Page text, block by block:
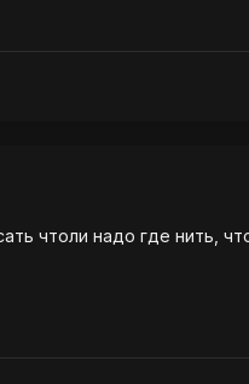
чтоли надо где нить,